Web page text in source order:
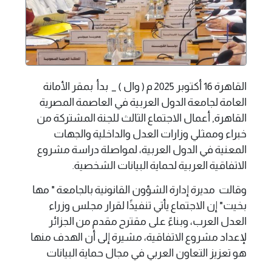
القاهرة 16 أكتوبر 2025 م ( وال ) _ بدأ بمقر الأمانة
العامة لجامعة الدول العربية في العاصمة المصرية
القاهرة, أعمال الاجتماع الثالث للجنة المشتركة من
خبراء وممثلي وزارات العدل والداخلية والجهات
المعنية في الدول العربية، لمواصلة دراسة مشروع
الاتفاقية العربية لحماية البيانات الشخصية.
وقالت مديرة إدارة الشؤون القانونية بالجامعة " مها
بخيت" إن الاجتماع يأتي تنفيذًا لقرار مجلس وزراء
العدل العرب، وبناءً على مقترح مقدم من الجزائر
لإعداد مشروع الاتفاقية، مشيرة إلى أن الهدف منها
هو تعزيز التعاون العربي في مجال حماية البيانات